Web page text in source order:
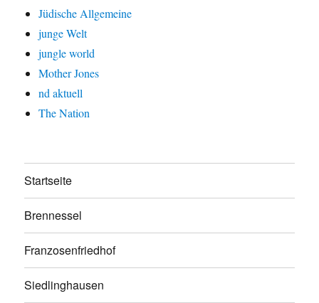
Jüdische Allgemeine
junge Welt
jungle world
Mother Jones
nd aktuell
The Nation
Startseite
Brennessel
Franzosenfriedhof
Siedlinghausen